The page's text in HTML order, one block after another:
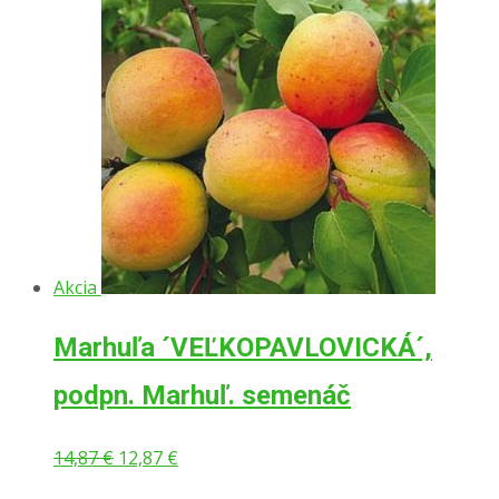
Akcia
Marhuľa ´VEĽKOPAVLOVICKÁ´,
podpn. Marhuľ. semenáč
14,87€ Pôvodná
12,87 €